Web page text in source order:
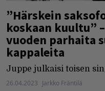
”Härskein
koskaan kuultu”
vuoden parhaita
kappaleita
Juppe julkaisi toisen
26.04.2023 Jarkko Fräntilä